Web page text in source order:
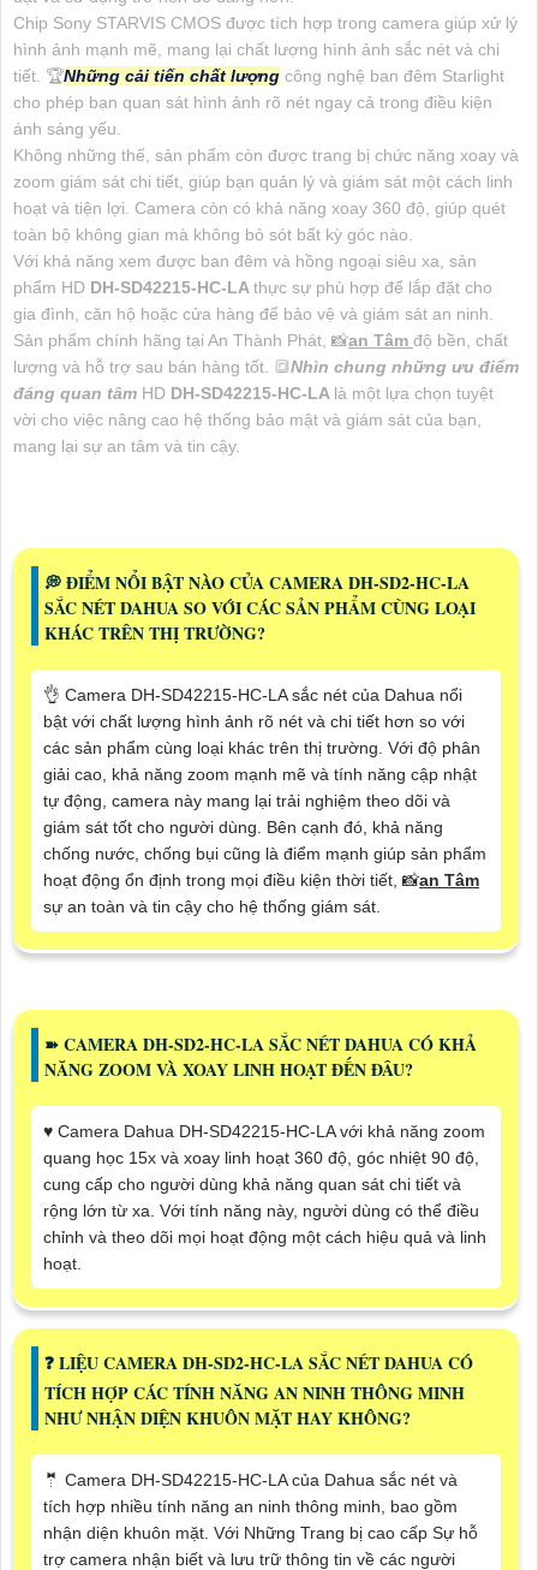
Chip Sony STARVIS CMOS được tích hợp trong camera giúp xử lý
hình ảnh mạnh mẽ, mang lại chất lượng hình ảnh sắc nét và chi
tiết. 🏆Những cải tiến chất lượng công nghệ ban đêm Starlight
cho phép bạn quan sát hình ảnh rõ nét ngay cả trong điều kiện
ánh sáng yếu.
Không những thế, sản phẩm còn được trang bị chức năng xoay và
zoom giám sát chi tiết, giúp bạn quản lý và giám sát một cách linh
hoạt và tiện lợi. Camera còn có khả năng xoay 360 độ, giúp quét
toàn bộ không gian mà không bỏ sót bất kỳ góc nào.
Với khả năng xem được ban đêm và hồng ngoại siêu xa, sản
phẩm HD DH-SD42215-HC-LA thực sự phù hợp để lắp đặt cho
gia đình, căn hộ hoặc cửa hàng để bảo vệ và giám sát an ninh.
Sản phẩm chính hãng tại An Thành Phát, 📸an Tâm độ bền, chất
lượng và hỗ trợ sau bán hàng tốt. 🔳Nhìn chung những ưu điểm
đáng quan tâm HD DH-SD42215-HC-LA là một lựa chọn tuyệt
vời cho việc nâng cao hệ thống bảo mật và giám sát của bạn,
mang lại sự an tâm và tin cậy.
️💭 ĐIỂM NỔI BẬT NÀO CỦA CAMERA DH-SD2-HC-LA
SẮC NÉT DAHUA SO VỚI CÁC SẢN PHẨM CÙNG LOẠI
KHÁC TRÊN THỊ TRƯỜNG?
👌 Camera DH-SD42215-HC-LA sắc nét của Dahua nổi
bật với chất lượng hình ảnh rõ nét và chi tiết hơn so với
các sản phẩm cùng loại khác trên thị trường. Với độ phân
giải cao, khả năng zoom mạnh mẽ và tính năng cập nhật
tự động, camera này mang lại trải nghiệm theo dõi và
giám sát tốt cho người dùng. Bên cạnh đó, khả năng
chống nước, chống bụi cũng là điểm mạnh giúp sản phẩm
hoạt động ổn định trong mọi điều kiện thời tiết, 📸an Tâm
sự an toàn và tin cậy cho hệ thống giám sát.
➽ CAMERA DH-SD2-HC-LA SẮC NÉT DAHUA CÓ KHẢ
NĂNG ZOOM VÀ XOAY LINH HOẠT ĐẾN ĐÂU?
♥️ Camera Dahua DH-SD42215-HC-LA với khả năng zoom
quang học 15x và xoay linh hoạt 360 độ, góc nhiệt 90 độ,
cung cấp cho người dùng khả năng quan sát chi tiết và
rộng lớn từ xa. Với tính năng này, người dùng có thể điều
chỉnh và theo dõi mọi hoạt động một cách hiệu quả và linh
hoạt.
❓ LIỆU CAMERA DH-SD2-HC-LA SẮC NÉT DAHUA CÓ
TÍCH HỢP CÁC TÍNH NĂNG AN NINH THÔNG MINH
NHƯ NHẬN DIỆN KHUÔN MẶT HAY KHÔNG?
🤵 Camera DH-SD42215-HC-LA của Dahua sắc nét và
tích hợp nhiều tính năng an ninh thông minh, bao gồm
nhận diện khuôn mặt. Với Những Trang bị cao cấp Sự hỗ
trợ camera nhận biết và lưu trữ thông tin về các người